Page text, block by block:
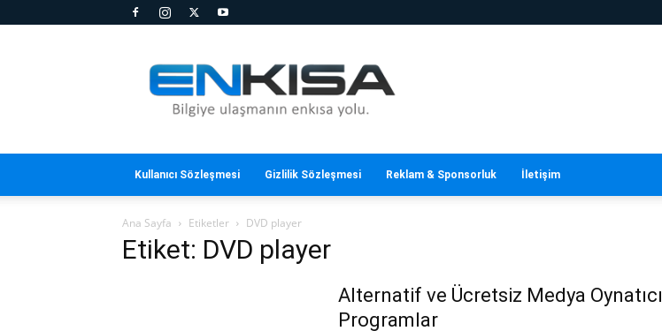
Kısa
Kullanıcı Sözleşmesi Gizlilik Sözleşmesi Reklam & Sponsorluk İletişim
Ana Sayfa Etiketler DVD player
Etiket: DVD player
Alternatif ve Ücretsiz Medya Oynatıcı
Programlar